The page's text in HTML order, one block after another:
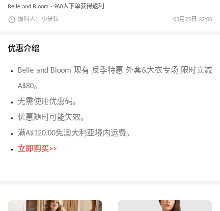
Belle and Bloom · 960人下单获得返利
爆料人：小米粒 05月25日 22:00
优惠介绍
Belle and Bloom 现有 反季特惠 外套&大衣专场 限时立减
A$80。
无需使用优惠码。
优惠随时可能失效。
满A$120.00免澳大利亚境内运费。
立即购买>>